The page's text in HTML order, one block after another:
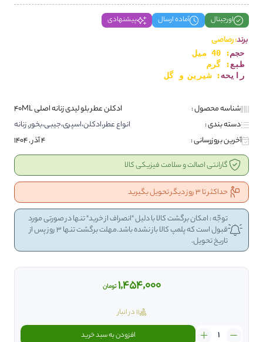
اورجینال آماده ارسال پیشنهادی
برند: رصاصی
حجم: 40 ميل
طبع: گرم
رايحه: شیرین و گل
شناسه محصول :
ادکلن عطر بلو لیدی زنانه اصلی 40ML
دسته بندی :
انواع عطر،ادکلن،اسپری،جیبی،بخور,زنانه
آخرین بروزرسانی :
4 آذر , 1404
گارانتی اصالت و سلامت فیزیکی کالا
حداکثر تا 3 روز دیگر تحویل بگیرید
توجّه : امکان برگشت کالا با دلیل "انصراف از خرید" تنها در صورتی مورد
قبول است که پلمپ کالا باز نشده باشد.مهلت برگشت تنها 3 روز پس از
تاریخ تحویل.
1,454,000 تومان
11 در انبار
افزودن به سبد خرید